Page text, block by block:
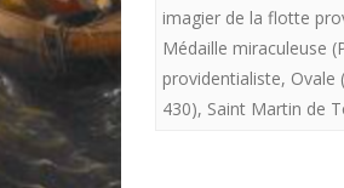
imagier de la flotte
Médaille miraculeuse
providentialiste, Ovale
430), Saint Martin de